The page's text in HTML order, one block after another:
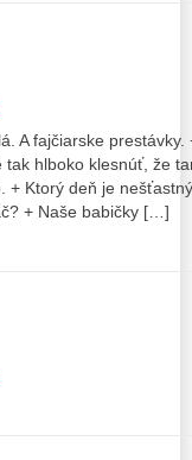
A fajčiarske
hlboko klesnúť, že
+ Ktorý deň je
+ Naše babičky […]